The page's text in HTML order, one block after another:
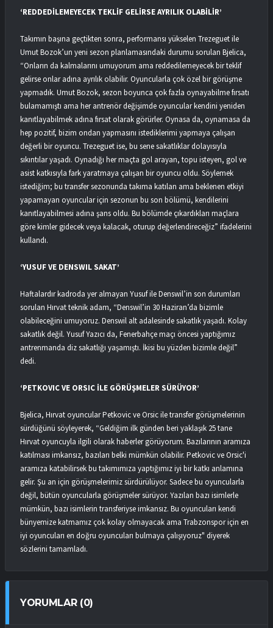
‘REDDEDİLEMEYECEK TEKLİF GELİRSE AYRILIK OLABİLİR’
Takımın başına geçtikten sonra, performansı yükselen Trezeguet ile
Umut Bozok’un yeni sezon planlamasındaki durumu sorulan Bjelica,
“Onların da kalmalarını umuyorum ama reddedilemeyecek bir teklif
gelirse onlar adına ayrılık olabilir. Oyuncularla çok özel bir görüşme
yapmadık. Umut Bozok, sezon boyunca çok fazla oynayabilme fırsatı
bulamamıştı ama her antrenör değişimde oyuncular kendini yeniden
kanıtlayabilmek adına fırsat olarak görürler. Oynasa da, oynamasa da
hep pozitif, bizim ondan yapmasını istediklerimi yapmaya çalışan
değerli bir oyuncu. Trezeguet ise, bu sene sakatlıklar dolayısıyla
sıkıntılar yaşadı. Oynadığı her maçta gol arayan, topu isteyen, gol ve
asist katkısıyla fark yaratmaya çalışan bir oyuncu oldu. Söylemek
istediğim; bu transfer sezonunda takıma katılan ama beklenen etkiyi
yapamayan oyuncular için sezonun bu son bölümü, kendilerini
kanıtlayabilmesi adına şans oldu. Bu bölümde çıkardıkları maçlara
göre kimler gidecek veya kalacak, oturup değerlendireceğiz” ifadelerini
kullandı.
‘YUSUF VE DENSWIL SAKAT’
Haftalardır kadroda yer almayan Yusuf ile Denswil’in son durumları
sorulan Hırvat teknik adam, “Denswil’in 30 Haziran’da bizimle
olabileceğini umuyoruz. Denswil alt adalesinde sakatlık yaşadı. Kolay
sakatlık değil. Yusuf Yazıcı da, Fenerbahçe maçı öncesi yaptığımız
antrenmanda diz sakatlığı yaşamıştı. İkisi bu yüzden bizimle değil”
dedi.
‘PETKOVIC VE ORSIC İLE GÖRÜŞMELER SÜRÜYOR’
Bjelica, Hırvat oyuncular Petkovic ve Orsic ile transfer görüşmelerinin
sürdüğünü söyleyerek, “Geldiğim ilk günden beri yaklaşık 25 tane
Hırvat oyuncuyla ilgili olarak haberler görüyorum. Bazılarının aramıza
katılması imkansız, bazıları belki mümkün olabilir. Petkovic ve Orsic'i
aramıza katabilirsek bu takımımıza yaptığımız iyi bir katkı anlamına
gelir. Şu an için görüşmelerimiz sürdürülüyor. Sadece bu oyuncularla
değil, bütün oyuncularla görüşmeler sürüyor. Yazılan bazı isimlerle
mümkün, bazı isimlerin transferiyse imkansız. Bu oyuncuları kendi
bünyemize katmamız çok kolay olmayacak ama Trabzonspor için en
iyi oyuncuları en doğru oyuncuları bulmaya çalışıyoruz" diyerek
sözlerini tamamladı.
YORUMLAR (0)